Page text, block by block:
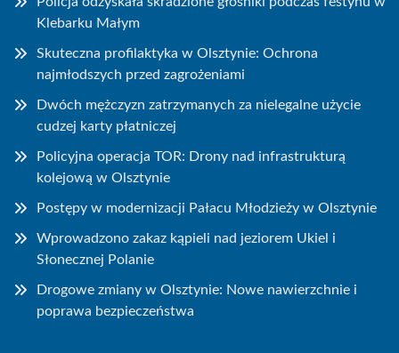
Klebarku Małym
Skuteczna profilaktyka w Olsztynie: Ochrona
najmłodszych przed zagrożeniami
Dwóch mężczyzn zatrzymanych za nielegalne użycie
cudzej karty płatniczej
Policyjna operacja TOR: Drony nad infrastrukturą
kolejową w Olsztynie
Postępy w modernizacji Pałacu Młodzieży w Olsztynie
Wprowadzono zakaz kąpieli nad jeziorem Ukiel i
Słonecznej Polanie
Drogowe zmiany w Olsztynie: Nowe nawierzchnie i
poprawa bezpieczeństwa